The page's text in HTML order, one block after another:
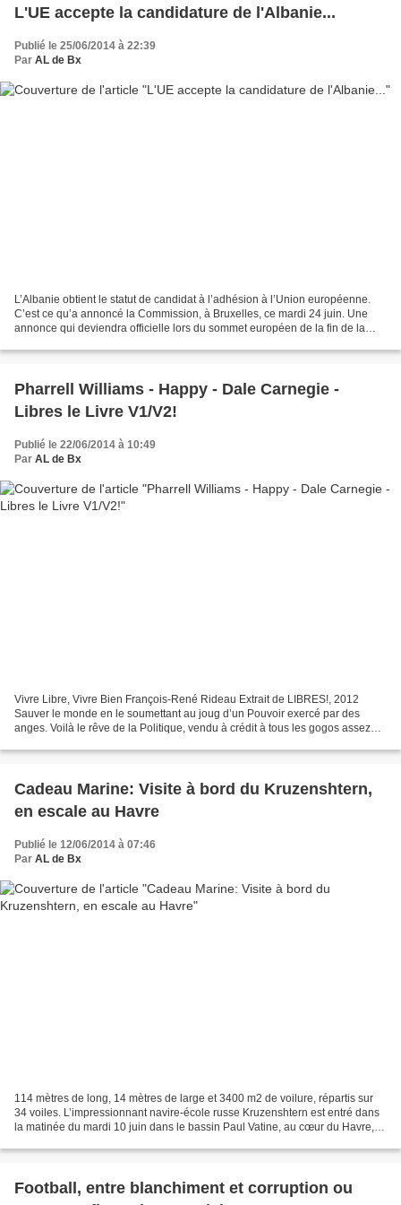
L'UE accepte la candidature de l'Albanie...
Publié le 25/06/2014 à 22:39
Par AL de Bx
L’Albanie obtient le statut de candidat à l’adhésion à l’Union européenne.
C’est ce qu’a annoncé la Commission, à Bruxelles, ce mardi 24 juin. Une
annonce qui deviendra officielle lors du sommet européen de la fin de la
Pharrell Williams - Happy - Dale Carnegie -
Libres le Livre V1/V2!
Publié le 22/06/2014 à 10:49
Par AL de Bx
Vivre Libre, Vivre Bien François-René Rideau Extrait de LIBRES!, 2012
Sauver le monde en le soumettant au joug d’un Pouvoir exercé par des
anges. Voilà le rêve de la Politique, vendu à crédit à tous les gogos assez
Cadeau Marine: Visite à bord du Kruzenshtern,
en escale au Havre
Publié le 12/06/2014 à 07:46
Par AL de Bx
114 mètres de long, 14 mètres de large et 3400 m2 de voilure, répartis sur
34 voiles. L’impressionnant navire-école russe Kruzenshtern est entré dans
la matinée du mardi 10 juin dans le bassin Paul Vatine, au cœur du Havre,
Football, entre blanchiment et corruption ou